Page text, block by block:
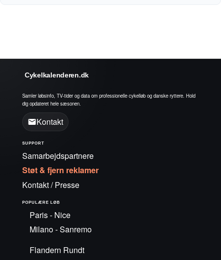
Cykelkalenderen.dk
Samler løbsinfo, TV-tider og data om professionelle cykelløb og danske ryttere. Hold
dig opdateret hele sæsonen.
Kontakt
SUPPORT
Samarbejdspartnere
Støt & fjern reklamer
Kontakt / Presse
POPULÆRE LØB
Paris - Nice
Milano - Sanremo
Flandern Rundt